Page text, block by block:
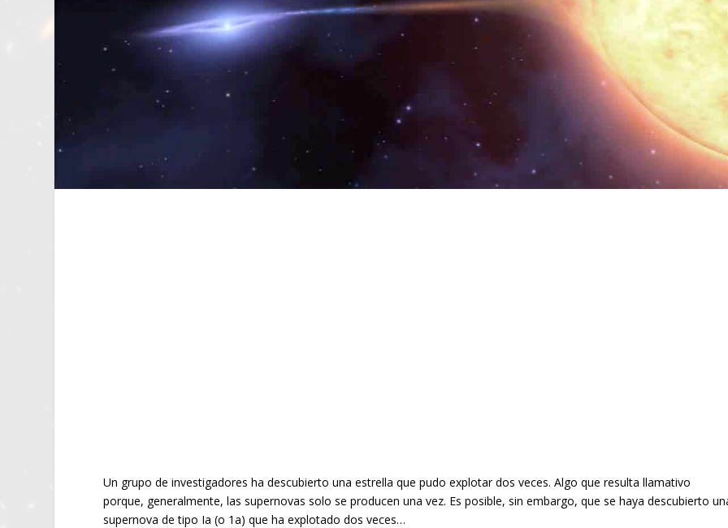
Un grupo de investigadores ha descubierto una estrella que pudo explotar dos veces. Algo que resulta llamativo
porque, generalmente, las supernovas solo se producen una vez. Es posible, sin embargo, que se haya descubierto
supernova de tipo Ia (o 1a) que ha explotado dos veces…